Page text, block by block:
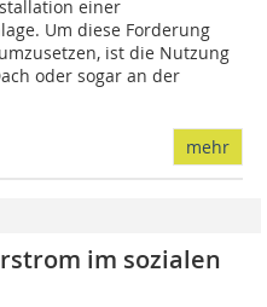
einer
Um diese Forderung
ist die Nutzung
oder sogar an der
mehr
im sozialen